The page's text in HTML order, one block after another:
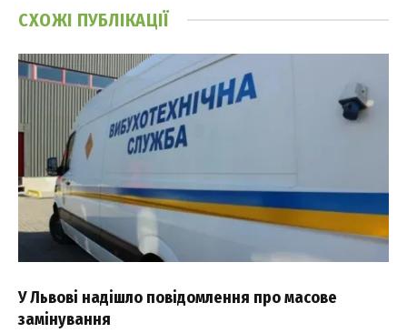
СХОЖІ ПУБЛІКАЦІЇ
У Львові надішло повідомлення про масове
замінування